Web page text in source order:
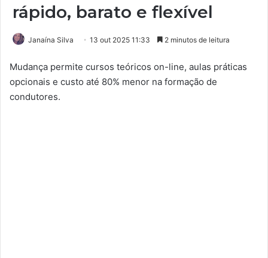
rápido, barato e flexível
Janaína Silva 13 out 2025 11:33 2 minutos de leitura
Mudança permite cursos teóricos on-line, aulas práticas
opcionais e custo até 80% menor na formação de
condutores.